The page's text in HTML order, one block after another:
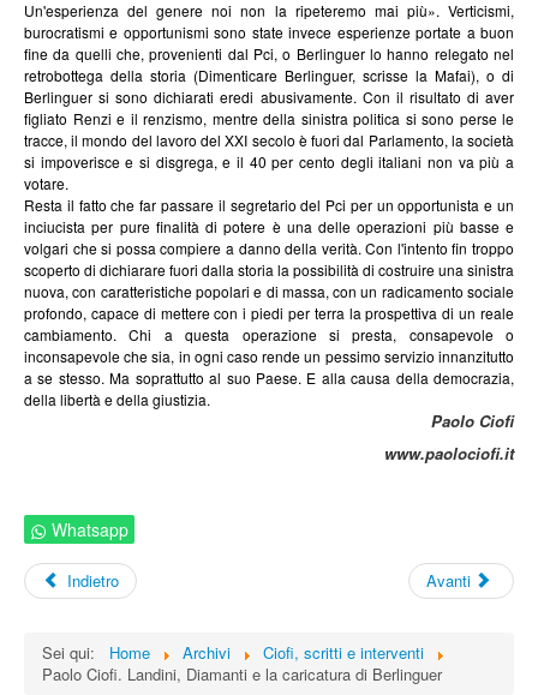
Un'esperienza del genere noi non la ripeteremo mai più». Verticismi,
burocratismi e opportunismi sono state invece esperienze portate a buon
fine da quelli che, provenienti dal Pci, o Berlinguer lo hanno relegato nel
retrobottega della storia (Dimenticare Berlinguer, scrisse la Mafai), o di
Berlinguer si sono dichiarati eredi abusivamente. Con il risultato di aver
figliato Renzi e il renzismo, mentre della sinistra politica si sono perse le
tracce, il mondo del lavoro del XXI secolo è fuori dal Parlamento, la società
si impoverisce e si disgrega, e il 40 per cento degli italiani non va più a
votare.
Resta il fatto che far passare il segretario del Pci per un opportunista e un
inciucista per pure finalità di potere è una delle operazioni più basse e
volgari che si possa compiere a danno della verità. Con l'intento fin troppo
scoperto di dichiarare fuori dalla storia la possibilità di costruire una sinistra
nuova, con caratteristiche popolari e di massa, con un radicamento sociale
profondo, capace di mettere con i piedi per terra la prospettiva di un reale
cambiamento. Chi a questa operazione si presta, consapevole o
inconsapevole che sia, in ogni caso rende un pessimo servizio innanzitutto
a se stesso. Ma soprattutto al suo Paese. E alla causa della democrazia,
della libertà e della giustizia.
Paolo Ciofi
www.paolociofi.it
Whatsapp
Indietro Avanti
Sei qui: Home Archivi
Ciofi, scritti e interventi
Paolo Ciofi. Landini, Diamanti e la caricatura di Berlinguer